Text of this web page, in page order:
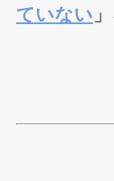
ていない